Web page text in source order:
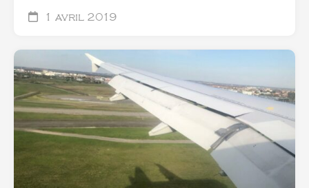
1 avril 2019